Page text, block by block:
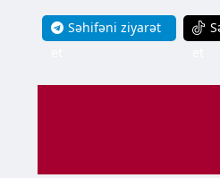
Səhifəni ziyarət